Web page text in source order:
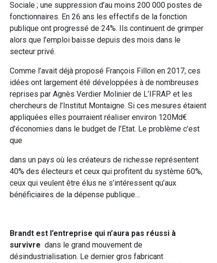
Sociale ; une suppression d’au moins 200 000 postes de
fonctionnaires. En 26 ans les effectifs de la fonction
publique ont progressé de 24%. Ils continuent de grimper
alors que l’emploi baisse depuis des mois dans le
secteur privé.
Comme l’avait déjà proposé François Fillon en 2017, ces
idées ont largement été développées à de nombreuses
reprises par Agnès Verdier Molinier de L’IFRAP et les
chercheurs de l’Institut Montaigne. Si ces mesures étaient
appliquées elles pourraient réaliser environ 120Md€
d’économies dans le budget de l’Etat. Le problème c’est
que
dans un pays où les créateurs de richesse représentent
40% des électeurs et ceux qui profitent du système 60%,
ceux qui veulent être élus ne s’intéressent qu’aux
bénéficiaires de la dépense publique…
Brandt est l’entreprise qui n’aura pas réussi à
survivre dans le grand mouvement de
désindustrialisation. Le dernier gros fabricant